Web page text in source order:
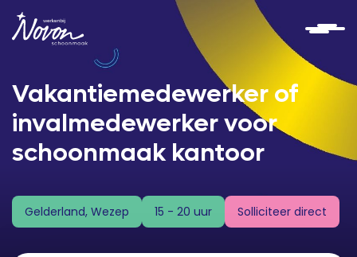
Vakantiemedewerker of
invalmedewerker voor
schoonmaak kantoor
Gelderland, Wezep 15 - 20 uur Solliciteer direct